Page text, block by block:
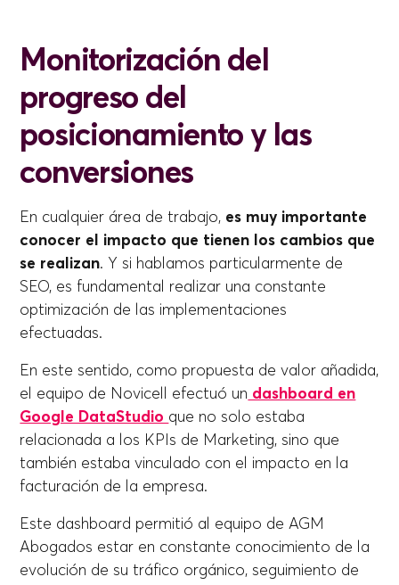
Monitorización del
progreso del
posicionamiento y las
conversiones
En cualquier área de trabajo, es muy importante
conocer el impacto que tienen los cambios que
se realizan. Y si hablamos particularmente de
SEO, es fundamental realizar una constante
optimización de las implementaciones
efectuadas.
En este sentido, como propuesta de valor añadida,
el equipo de Novicell efectuó un dashboard en
Google DataStudio que no solo estaba
relacionada a los KPIs de Marketing, sino que
también estaba vinculado con el impacto en la
facturación de la empresa.
Este dashboard permitió al equipo de AGM
Abogados estar en constante conocimiento de la
evolución de su tráfico orgánico, seguimiento de